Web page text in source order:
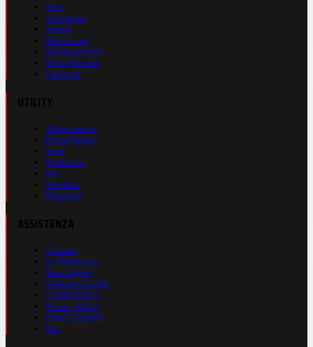
Auto
Autosprint
Inmoto
Motosprint
Guerinsportivo
Sport Network
Fantacup
Abbonamenti
Prima Pagina
Store
Pubblicità
Rss
Site Map
Registrati
Contatti
La Redazione
Nota Legale
Gestione Cookie
Cookie Policy
Privacy Policy
Cond. Generali
Faq